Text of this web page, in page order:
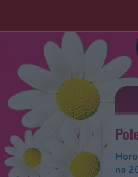
na